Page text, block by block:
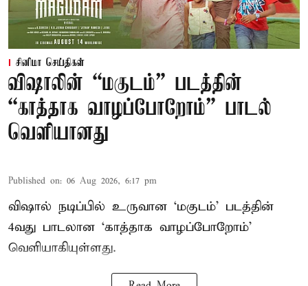
சினிமா செய்திகள்
விஷாலின் “மகுடம்” படத்தின்
“காத்தாக வாழப்போறோம்” பாடல்
வெளியானது
Published on: 06 Aug 2026, 6:17 pm
விஷால் நடிப்பில் உருவான ‘மகுடம்’ படத்தின்
4வது பாடலான ‘காத்தாக வாழப்போறோம்’
வெளியாகியுள்ளது.